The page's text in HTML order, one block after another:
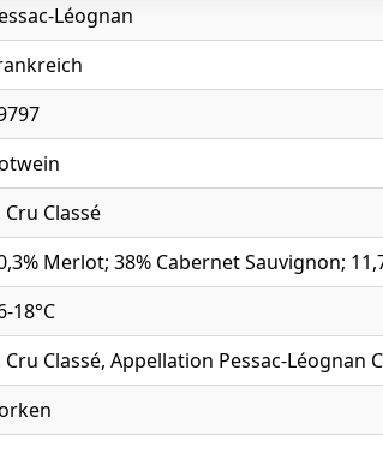
Léognan
Cru Classé
Merlot; 38% Cabernet Sauvignon;
18°C
Cru Classé, Appellation Pessac-